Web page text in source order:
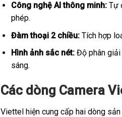
Công nghệ AI thông minh:Tự
phép.
Đàm thoại 2 chiều:Tích hợp
Hình ảnh sắc nét:Độ phân giải
sáng.
Các dòng Camera
Viettel hiện cung cấp hai dòng